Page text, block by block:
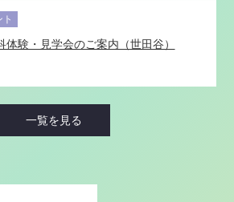
験・見学会のご案内（世田谷）
一覧を見る